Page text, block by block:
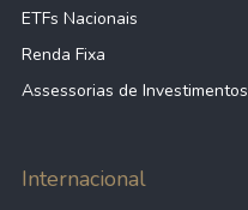
ETFs Nacionais
Renda Fixa
Assessorias de Investimentos
Internacional